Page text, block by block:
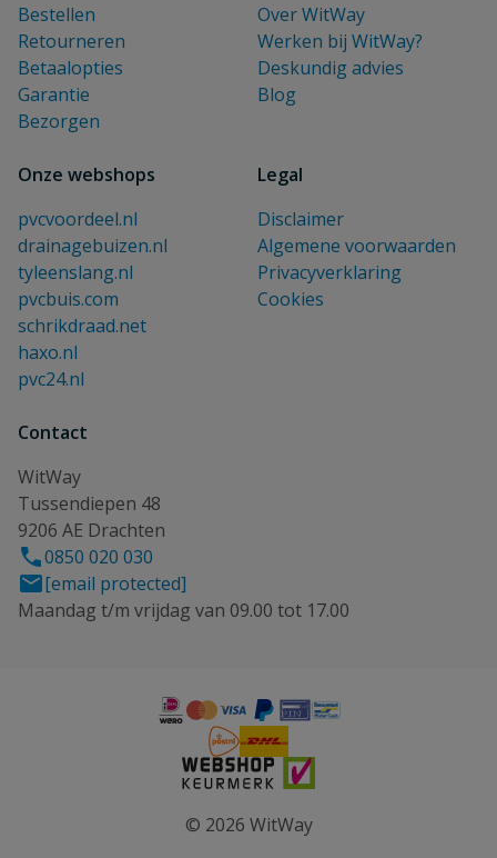
Bestellen
Retourneren
Betaalopties
Garantie
Bezorgen
Over WitWay
Werken bij WitWay?
Deskundig advies
Blog
Onze webshops
pvcvoordeel.nl
drainagebuizen.nl
tyleenslang.nl
pvcbuis.com
schrikdraad.net
haxo.nl
pvc24.nl
Legal
Disclaimer
Algemene voorwaarden
Privacyverklaring
Cookies
Contact
WitWay
Tussendiepen 48
9206 AE Drachten
0850 020 030
[email protected]
Maandag t/m vrijdag van 09.00 tot 17.00
© 2026 WitWay